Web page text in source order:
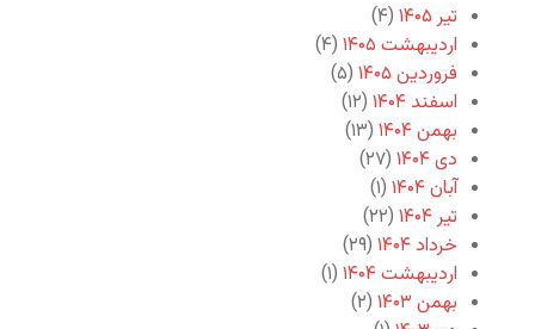
تیر ۱۴۰۵
(۴)
اردیبهشت ۱۴۰۵
(۴)
فروردین ۱۴۰۵
(۵)
اسفند ۱۴۰۴
(۱۲)
بهمن ۱۴۰۴
(۱۳)
دی ۱۴۰۴
(۲۷)
آبان ۱۴۰۴
(۱)
تیر ۱۴۰۴
(۲۲)
خرداد ۱۴۰۴
(۲۹)
اردیبهشت ۱۴۰۴
(۱)
بهمن ۱۴۰۳
(۲)